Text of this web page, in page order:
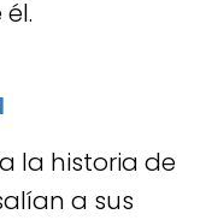
él.
la historia de
a sus